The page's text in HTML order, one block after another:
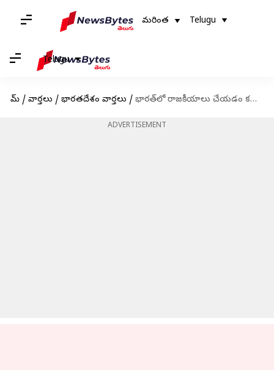
మరింత Telugu
Telugu
హోమ్ / వార్తలు / భారతదేశం వార్తలు / భారత్‌లో రాజకీయాలు చేయడం కష్టం; ప్రధాని మోదీ, బీజేపీ పాలనపై రాహుల్ గాంధీ విమర్శలు
ADVERTISEMENT